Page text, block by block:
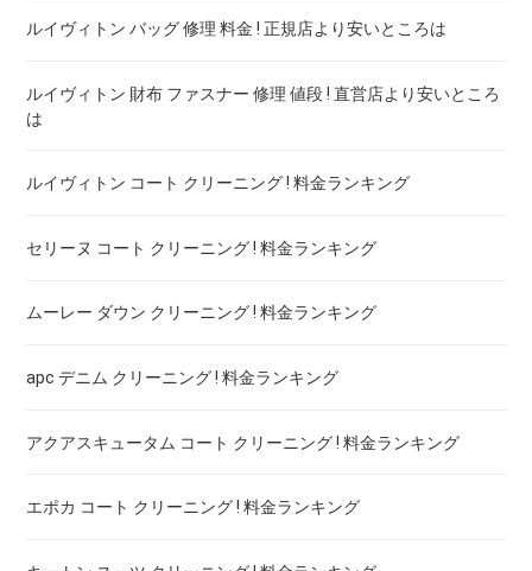
ルイヴィトン バッグ 修理 料金 ! 正規店より安いところは
ルイヴィトン 財布 ファスナー 修理 値段 ! 直営店より安いところ
は
ルイヴィトン コート クリーニング ! 料金ランキング
セリーヌ コート クリーニング ! 料金ランキング
ムーレー ダウン クリーニング ! 料金ランキング
apc デニム クリーニング ! 料金ランキング
アクアスキュータム コート クリーニング ! 料金ランキング
エポカ コート クリーニング ! 料金ランキング